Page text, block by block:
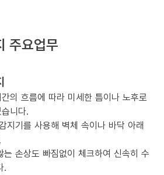
주요업무
의 흐름에 따라 미세한 틈이나 노후로
니다.
지기를 사용해 벽체 속이나 바닥 아래
는 손상도 빠짐없이 체크하여 신속히 수
.